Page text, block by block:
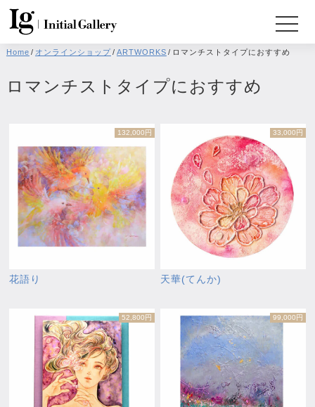
Home / オンラインショップ/ ARTWORKS / ロマンチストタイプにおすすめ
ロマンチストタイプにおすすめ
132,000円
花語り
33,000円
天華(てんか)
52,800円 99,000円